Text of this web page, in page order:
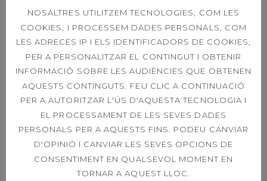
NOSALTRES UTILITZEM TECNOLOGIES, COM LES
COOKIES, I PROCESSEM DADES PERSONALS, COM
LES ADRECES IP I ELS IDENTIFICADORS DE COOKIES,
PER A PERSONALITZAR EL CONTINGUT I OBTENIR
INFORMACIÓ SOBRE LES AUDIÈNCIES QUE OBTENEN
AQUESTS CONTINGUTS. FEU CLIC A CONTINUACIÓ
PER A AUTORITZAR L'ÚS D'AQUESTA TECNOLOGIA I
EL PROCESSAMENT DE LES SEVES DADES
PERSONALS PER A AQUESTS FINS. PODEU CANVIAR
D'OPINIÓ I CANVIAR LES SEVES OPCIONS DE
CONSENTIMENT EN QUALSEVOL MOMENT EN
TORNAR A AQUEST LLOC.